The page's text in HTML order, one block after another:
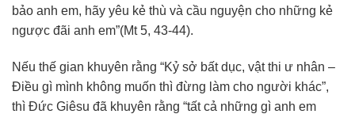
bảo anh em, hãy yêu kẻ thù và cầu nguyện cho những kẻ
ngược đãi anh em”(Mt 5, 43-44).
Nếu thế gian khuyên rằng “Kỷ sở bất dục, vật thi ư nhân –
Điều gì mình không muốn thì đừng làm cho người khác”,
thì Đức Giêsu đã khuyên rằng “tất cả những gì anh em